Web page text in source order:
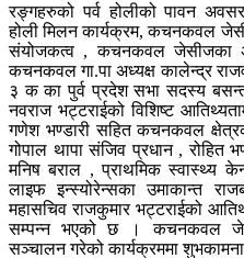
रङ्गहरुको पर्व होलीको पावन
होली मिलन कार्यक्रम, कचनकवल
संयोजकत्व , कचनकवल जेसीजका
कचनकवल गा.पा अध्यक्ष कालेन्द्र
३ क का पुर्व प्रदेश सभा सदस्य
नवराज भट्टराईको विशिष्ट
गणेश भण्डारी सहित कचनकवल
गोपाल थापा संजिव प्रधान ,
मनिष बराल , प्राथमिक स्वास्थ्य
लाइफ इन्स्योरेन्सका उमाकान्त
महासचिव राजकुमार भट्टराईको
सम्पन्न भएको छ । कचनकवल
सञ्चालन गरेको कार्यक्रममा